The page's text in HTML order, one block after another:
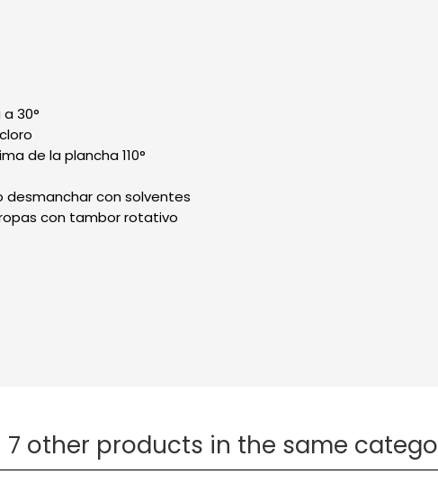
30°
de la plancha 110°
desmanchar con solventes
con tambor rotativo
7 other products in the same